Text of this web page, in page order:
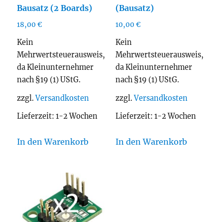
Bausatz (2 Boards)
18,00€
Kein
Mehrwertsteuerausweis,
da Kleinunternehmer
nach §19 (1) UStG.
zzgl.Versandkosten
Lieferzeit:1-2 Wochen
In den Warenkorb
(Bausatz)
10,00 €
Kein
Mehrwertsteuerausweis,
da Kleinunternehmer
nach §19 (1) UStG.
zzgl.Versandkosten
Lieferzeit: 1-2 Wochen
In den Warenkorb